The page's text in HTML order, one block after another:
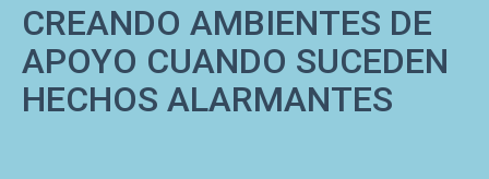
CREANDO AMBIENTES DE
APOYO CUANDO SUCEDEN
HECHOS ALARMANTES